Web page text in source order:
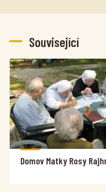
Související
Domov Matky Rosy